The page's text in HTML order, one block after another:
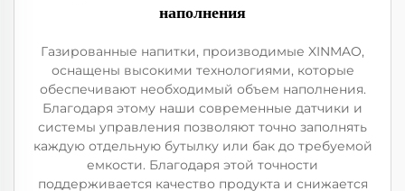
наполнения
Газированные напитки, производимые XINMAO,
оснащены высокими технологиями, которые
обеспечивают необходимый объем наполнения.
Благодаря этому наши современные датчики и
системы управления позволяют точно заполнять
каждую отдельную бутылку или бак до требуемой
емкости. Благодаря этой точности
поддерживается качество продукта и снижается